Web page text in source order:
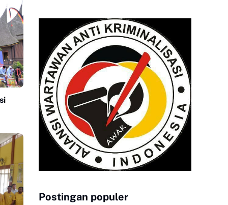
Postingan populer